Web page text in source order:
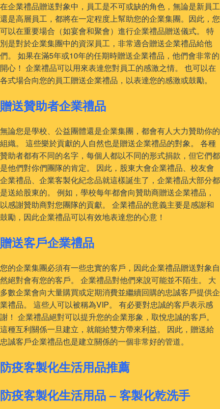
在企業禮品贈送對象中，員工是不可或缺的角色，無論是新員工
還是高層員工，都將在一定程度上幫助您的企業集團。因此，您
可以在重要場合（如宴會和聚會）進行企業禮品贈送儀式。 特
別是對於企業集團中的資深員工，非常適合贈送企業禮品給他
們。 如果在滿5年或10年的任期時贈送企業禮品，他們會非常的
開心！ 企業禮品可以用來表達您對員工的感激之情。 也可以在
各式場合向您的員工贈送企業禮品，以表達您的感激或鼓勵。
贈送贊助者企業禮品
無論您是學校、公益團體還是企業集團，都會有人大力贊助你的
組織。 這些樂於貢獻的人自然也是贈送企業禮品的對象。 各種
贊助者都有不同的名字，每個人都以不同的形式捐款，但它們都
是他們對你們團隊的肯定。 因此，股東大會企業禮品、校友會
企業禮品、企業客製化紀念品就這樣誕生了，企業禮品大部分都
是送給股東的。 例如，學校每年都會向贊助商贈送企業禮品，
以感謝贊助商對您團隊的貢獻。 企業禮品的意義主要是感謝和
鼓勵，因此企業禮品可以有效地表達您的心意！
贈送客戶企業禮品
您的企業集團必須有一些忠實的客戶，因此企業禮品贈送對象自
然絕對會有您的客戶。 企業禮品對他們來說可能並不陌生。 大
多數企業會向大量購買或定期消費並繼續回購的忠誠客戶提供企
業禮品。 這些人可以被稱為VIP。 有必要對忠誠的客戶表示感
謝！ 企業禮品絕對可以提升您的企業形象，取悅忠誠的客戶。
這種互利關係一旦建立，就能給雙方帶來利益。 因此，贈送給
忠誠客戶企業禮品也是建立關係的一個非常好的管道。
防疫客製化生活用品推薦
防疫客製化生活用品 – 客製化乾洗手